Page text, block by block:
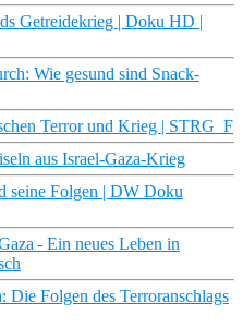
Getreidekrieg | Doku HD |
Wie gesund sind Snack-
Terror und Krieg | STRG_F
aus Israel-Gaza-Krieg
seine Folgen | DW Doku
- Ein neues Leben in
Die Folgen des Terroranschlags